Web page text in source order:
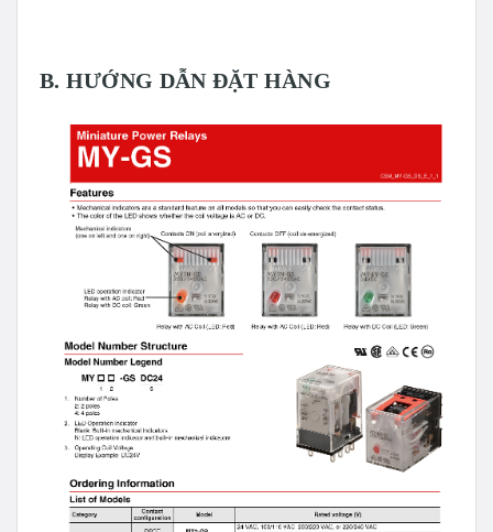
B. HƯỚNG DẪN ĐẶT HÀNG